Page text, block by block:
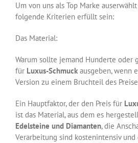
Um von uns als Top Marke
folgende Kriterien erfüllt sein:
Das Material:
Warum sollte jemand Hunderte oder
für Luxus-Schmuckausgeben, wenn
Version zu einem Bruchteil des
Ein Hauptfaktor, der den Preis für
ist das Material, aus dem es
Edelsteine und Diamanten, die
Verarbeitung sind kostenintensiv und